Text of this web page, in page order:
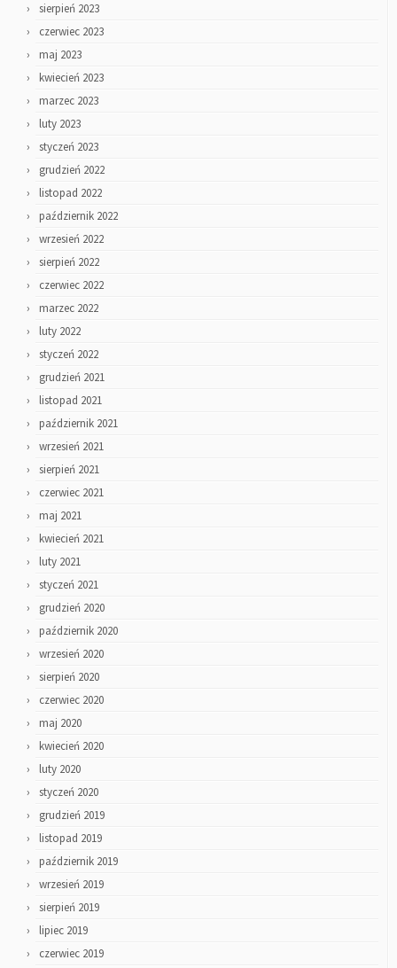
sierpień 2023
czerwiec 2023
maj 2023
kwiecień 2023
marzec 2023
luty 2023
styczeń 2023
grudzień 2022
listopad 2022
październik 2022
wrzesień 2022
sierpień 2022
czerwiec 2022
marzec 2022
luty 2022
styczeń 2022
grudzień 2021
listopad 2021
październik 2021
wrzesień 2021
sierpień 2021
czerwiec 2021
maj 2021
kwiecień 2021
luty 2021
styczeń 2021
grudzień 2020
październik 2020
wrzesień 2020
sierpień 2020
czerwiec 2020
maj 2020
kwiecień 2020
luty 2020
styczeń 2020
grudzień 2019
listopad 2019
październik 2019
wrzesień 2019
sierpień 2019
lipiec 2019
czerwiec 2019